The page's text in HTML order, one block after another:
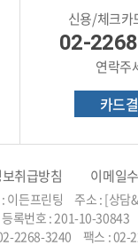
신용/체크카
02-
연락주
카드
취급방침 이메일
: 이든프린팅 주소 : [상담
등록번호 : 201-10-30843
2268-3240 팩스 : 02-